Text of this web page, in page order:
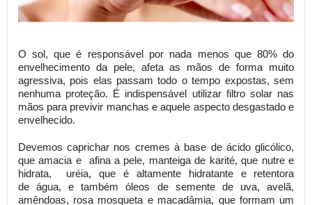
O sol, que é responsável por nada menos que 80% do
envelhecimento da pele, afeta as mãos de forma muito
agressiva, pois elas passam todo o tempo expostas, sem
nenhuma proteção. É indispensável utilizar filtro solar nas
mãos para previvir manchas e aquele aspecto desgastado e
envelhecido.
Devemos caprichar nos cremes à base de ácido glicólico,
que amacia e afina a pele, manteiga de karité, que nutre e
hidrata, uréia, que é altamente hidratante e retentora
de água, e também óleos de semente de uva, avelã,
amêndoas, rosa mosqueta e macadâmia, que formam um